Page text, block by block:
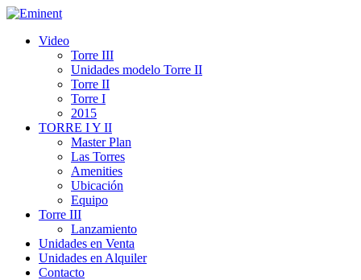
Video
Torre III
Unidades modelo Torre II
Torre II
Torre I
2015
TORRE I Y II
Master Plan
Las Torres
Amenities
Ubicación
Equipo
Torre III
Lanzamiento
Unidades en Venta
Unidades en Alquiler
Contacto